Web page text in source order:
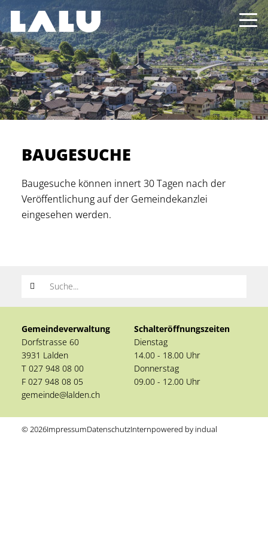
BAUGESUCHE
Baugesuche können innert 30 Tagen nach der
Veröffentlichung auf der Gemeindekanzlei
eingesehen werden.
Suchwort
Gemeindeverwaltung
Dorfstrasse 60
3931 Lalden
T 027 948 08 00
F 027 948 08 05
gemeinde@lalden.ch
Schalteröffnungszeiten
Dienstag
14.00 - 18.00 Uhr
Donnerstag
09.00 - 12.00 Uhr
© 2026ImpressumDatenschutzInternpowered by indual